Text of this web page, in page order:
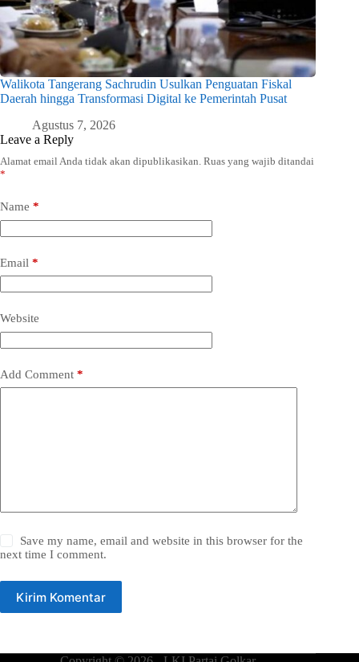
Walikota Tangerang Sachrudin Usulkan Penguatan Fiskal
Daerah hingga Transformasi Digital ke Pemerintah Pusat
Agustus 7, 2026
Leave a Reply
Alamat email Anda tidak akan dipublikasikan. Ruas yang wajib ditandai
*
Name *
Email *
Website
Add Comment *
Save my name, email and website in this browser for the
next time I comment.
Kirim Komentar